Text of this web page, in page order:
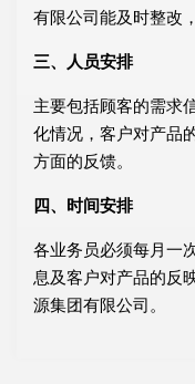
有限公司能及时整改
三、人员安排
主要包括顾客的需求
化情况，客户对产品
方面的反馈。
四、时间安排
各业务员必须每月一
息及客户对产品的反
源集团有限公司。